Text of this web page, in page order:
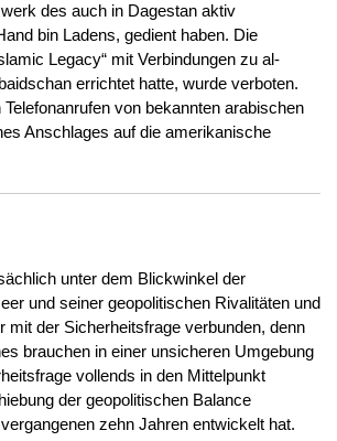
des auch in Dagestan aktiv
bin Ladens, gedient haben. Die
Legacy“ mit Verbindungen zu al-
errichtet hatte, wurde verboten.
von bekannten arabischen
Anschlages auf die amerikanische
unter dem Blickwinkel der
und seiner geopolitischen Rivalitäten und
der Sicherheitsfrage verbunden, denn
brauchen in einer unsicheren Umgebung
vollends in den Mittelpunkt
der geopolitischen Balance
zehn Jahren entwickelt hat.